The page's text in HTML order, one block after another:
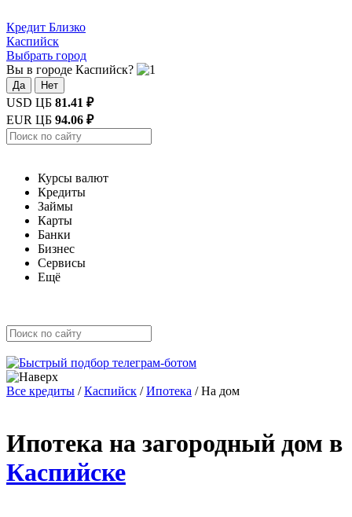
Кредит Близко
Каспийск
Выбрать город
Вы в городе Каспийск?
Да Нет
USD ЦБ 81.41 ₽
EUR ЦБ 94.06 ₽
Курсы валют
Кредиты
Займы
Карты
Банки
Бизнес
Сервисы
Ещё
Все кредиты /Каспийск /Ипотека /На дом
Ипотека на загородный дом в
Каспийске